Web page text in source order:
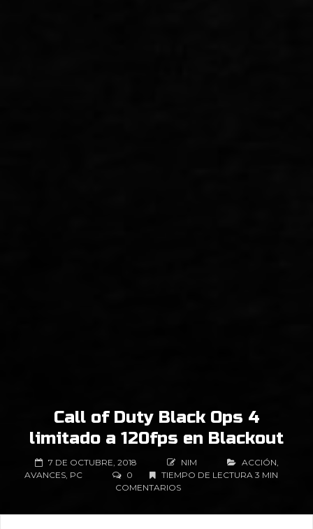
Call of Duty Black Ops 4
limitado a 120fps en Blackout
7 DE OCTUBRE, 2018 NIM ACCIÓN,
AVANCES, PC TIEMPO DE LECTURA 3 MIN
0
COMENTARIOS